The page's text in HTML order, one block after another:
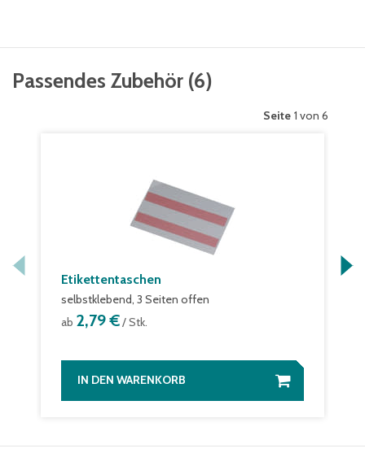
Passendes Zubehör (6)
Seite 1 von 6
Etikettentaschen
selbstklebend, 3 Seiten offen
ab 2,79 €/ Stk.
IN DEN WARENKORB